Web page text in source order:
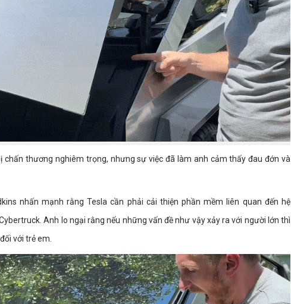
chấn thương nghiêm trọng, nhưng sự việc đã làm anh cảm thấy đau đớn và
nhấn mạnh rằng Tesla cần phải cải thiện phần mềm liên quan đến hệ
Anh lo ngại rằng nếu những vấn đề như vậy xảy ra với người lớn thì
với trẻ em.